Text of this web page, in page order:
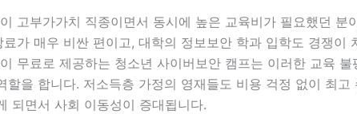
고부가가치 직종이면서 동시에 높은 교육비가 필요했던 분
료가 매우 비싼 편이고, 대학의 정보보안 학과 입학도 경쟁이
무료로 제공하는 청소년 사이버보안 캠프는 이러한 교육 불
할을 합니다. 저소득층 가정의 영재들도 비용 걱정 없이 최고
되면서 사회 이동성이 증대됩니다.